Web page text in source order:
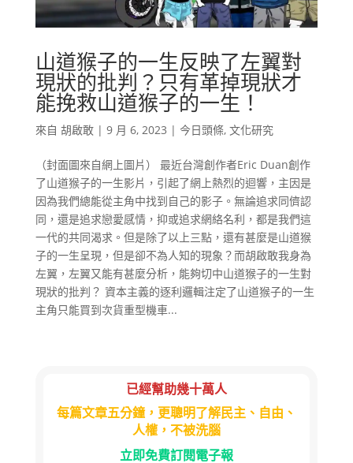
山道猴子的一生反映了左翼對
現狀的批判？只有革掉現狀才
能挽救山道猴子的一生！
來自 胡啟敢| 9 月 6, 2023 | 今日頭條, 文化研究
（封面圖來自網上圖片） 最近台灣創作者Eric Duan創作
了山道猴子的一生影片，引起了網上熱烈的迴響，主因是
因為我們總能從主角中找到自己的影子。無論追求同儕認
同，還是追求戀愛感情，抑或追求網絡名利，都是我們這
一代的共同渴求。但是除了以上三點，還有甚麼是山道猴
子的一生呈現，但是卻不為人知的現象？而胡啟敢我身為
左翼，左翼又能有甚麼分析，能夠切中山道猴子的一生對
現狀的批判？ 資本主義的逐利邏輯注定了山道猴子的一生
主角只能買到次貨重型機車...
已經幫助幾十萬人
每篇文章五分鐘，更聰明了解民主、自由、
人權，不被洗腦
立即免費訂閱電子報